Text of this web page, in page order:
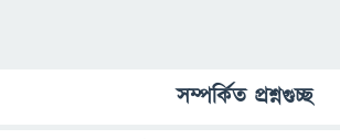
সম্পর্কিত প্রশ্নগুচ্ছ